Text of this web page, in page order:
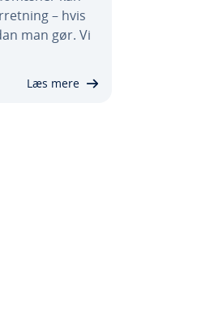
– hvis
man gør. Vi
Læs mere